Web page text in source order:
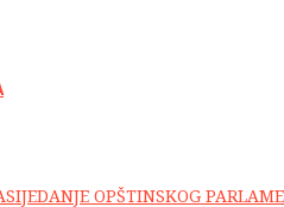
OPŠTINSKOG